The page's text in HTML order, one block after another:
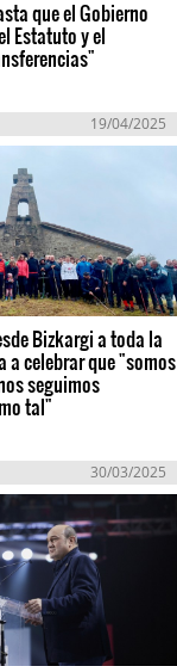
que el Gobierno
Estatuto y el
19/04/2025
Bizkargi a toda la
a celebrar que "somos
seguimos
tal"
30/03/2025